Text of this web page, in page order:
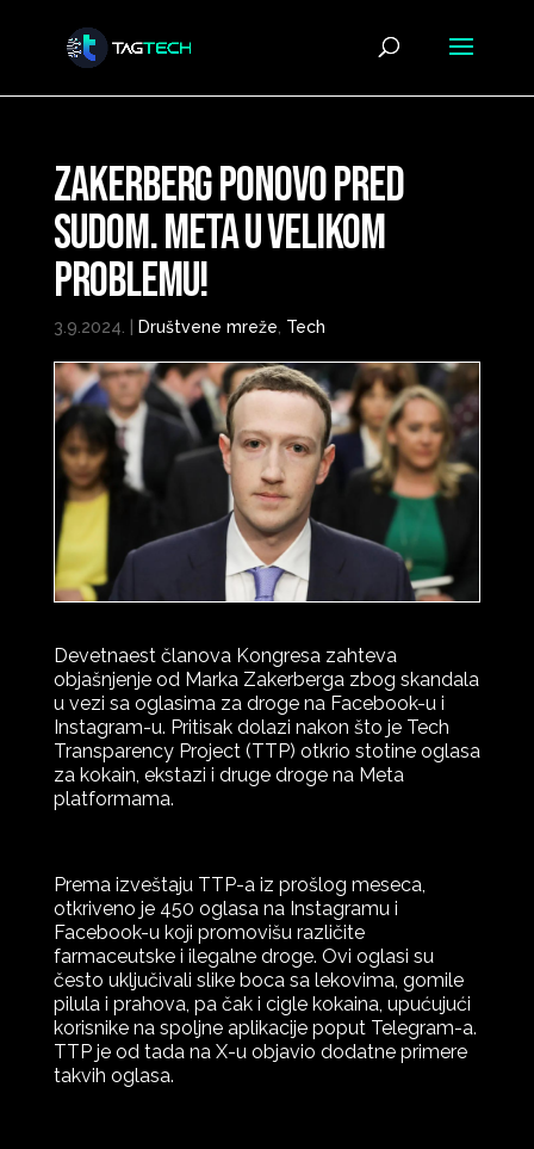
Zakerberg ponovo pred
sudom. Meta u velikom
problemu!
3.9.2024. Društvene mreže Tech
Devetnaest članova Kongresa zahteva
objašnjenje od Marka Zakerberga zbog skandala
u vezi sa oglasima za droge na Facebook-u i
Instagram-u. Pritisak dolazi nakon što je Tech
Transparency Project (TTP) otkrio stotine oglasa
za kokain, ekstazi i druge droge na Meta
platformama.
Prema izveštaju TTP-a iz prošlog meseca,
otkriveno je 450 oglasa na Instagramu i
Facebook-u koji promovišu različite
farmaceutske i ilegalne droge. Ovi oglasi su
često uključivali slike boca sa lekovima, gomile
pilula i prahova, pa čak i cigle kokaina, upućujući
korisnike na spoljne aplikacije poput Telegram-a.
TTP je od tada na X-u objavio dodatne primere
takvih oglasa.